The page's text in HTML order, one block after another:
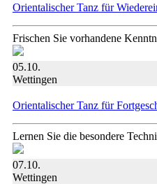
Orientalischer Tanz für
Frischen Sie vorhandene
05.10.
Wettingen
Orientalischer Tanz für
Lernen Sie die besondere
07.10.
Wettingen